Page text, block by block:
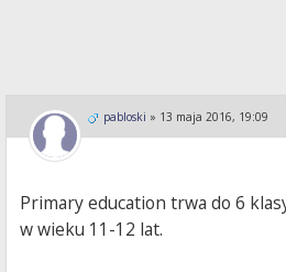
pabloski » 13 maja 2016, 19:09
Primary education trwa do 6
w wieku 11-12 lat.